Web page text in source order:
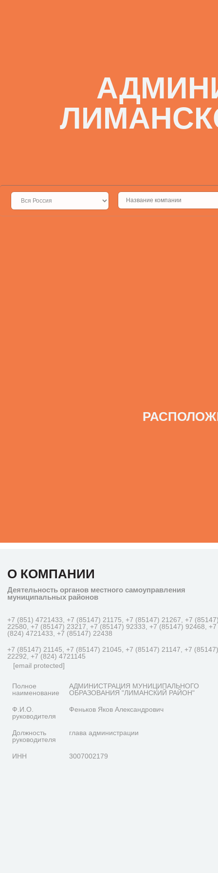
О КОМПАНИИ
Деятельность органов местного самоуправления
муниципальных районов
+7 (851) 4721433, +7 (85147) 21175, +7 (85147) 21267, +7
22580, +7 (85147) 23217, +7 (85147) 92333, +7 (85147) 92468, +7
(824) 4721433, +7 (85147) 22438
+7 (85147) 21145, +7 (85147) 21045, +7 (85147) 21147, +7 (85147)
22292, +7 (824) 4721145
[email protected]
Полное
наименование
АДМИНИСТРАЦИЯ МУНИЦИПАЛЬНОГО
ОБРАЗОВАНИЯ "ЛИМАНСКИЙ РАЙОН"
Ф.И.О.
руководителя
Феньков Яков Александрович
Должность
руководителя
глава администрации
ИНН 3007002179